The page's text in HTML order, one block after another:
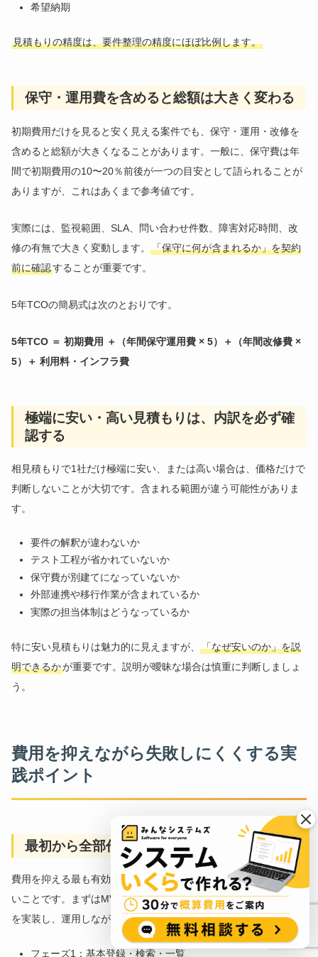
希望納期
見積もりの精度は、要件整理の精度にほぼ比例します。
保守・運用費を含めると総額は大きく変わる
初期費用だけを見ると安く見える案件でも、保守・運用・改修を
含めると総額が大きくなることがあります。一般に、保守費は年
間で初期費用の10〜20％前後が一つの目安として語られることが
ありますが、これはあくまで参考値です。
実際には、監視範囲、SLA、問い合わせ件数、障害対応時間、改
修の有無で大きく変動します。「保守に何が含まれるか」を契約
前に確認することが重要です。
5年TCOの簡易式は次のとおりです。
5年TCO ＝ 初期費用 ＋（年間保守運用費 × 5）＋（年間改修費 ×
5）＋ 利用料・インフラ費
極端に安い・高い見積もりは、内訳を必ず確
認する
相見積もりで1社だけ極端に安い、または高い場合は、価格だけで
判断しないことが大切です。含まれる範囲が違う可能性がありま
す。
要件の解釈が違わないか
テスト工程が省かれていないか
保守費が別建てになっていないか
外部連携や移行作業が含まれているか
実際の担当体制はどうなっているか
特に安い見積もりは魅力的に見えますが、「なぜ安いのか」を説
明できるかが重要です。説明が曖昧な場合は慎重に判断しましょ
う。
費用を抑えながら失敗しにくくする実
践ポイント
最初から全部作らず、MVPで始める
費用を抑える最も有効な方法の一つが、最初から全機能を作らな
いことです。まずはMVP（最小実用製品）として、必須機能だけ
を実装し、運用しながら改善する方法が有効です。
フェーズ1：基本登録・検索・一覧